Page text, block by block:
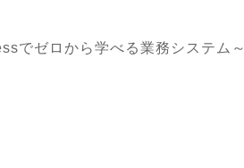
でゼロから学べる業務システム～